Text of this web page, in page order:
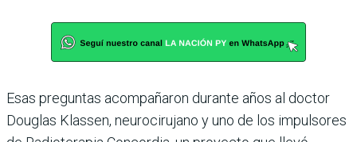
Esas preguntas acompañaron durante años al doctor
Douglas Klassen, neurocirujano y uno de los impulsores